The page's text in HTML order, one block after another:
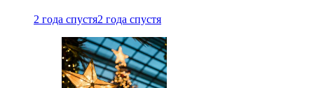
2 года спустя2 года спустя